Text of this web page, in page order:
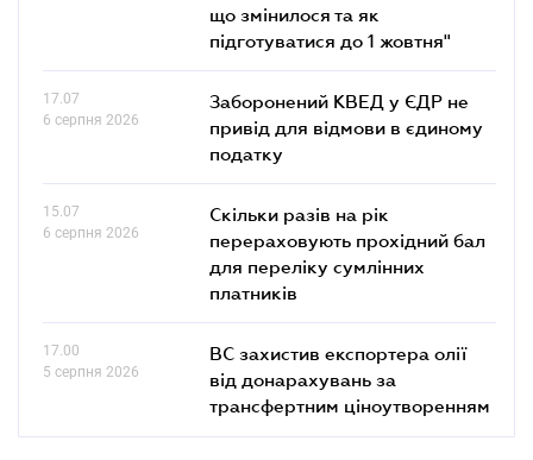
що змінилося та як
підготуватися до 1 жовтня"
17.07
6 серпня 2026
Заборонений КВЕД у ЄДР не
привід для відмови в єдиному
податку
15.07
6 серпня 2026
Скільки разів на рік
перераховують прохідний бал
для переліку сумлінних
платників
17.00
5 серпня 2026
ВС захистив експортера олії
від донарахувань за
трансфертним ціноутворенням